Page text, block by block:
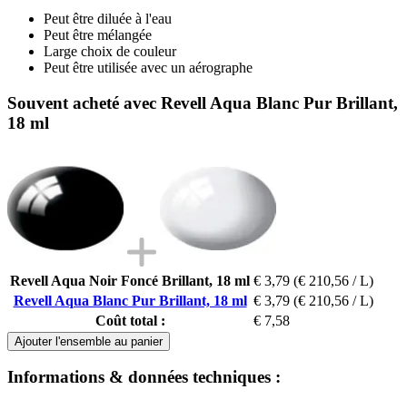
Peut être diluée à l'eau
Peut être mélangée
Large choix de couleur
Peut être utilisée avec un aérographe
Souvent acheté avec Revell Aqua Blanc Pur Brillant,
18 ml
Revell Aqua Noir Foncé Brillant, 18 ml € 3,79 (€ 210,56 / L)
Revell Aqua Blanc Pur Brillant, 18 ml € 3,79 (€ 210,56 / L)
Coût total :
€ 7,58
Ajouter l'ensemble au panier
Informations & données techniques :